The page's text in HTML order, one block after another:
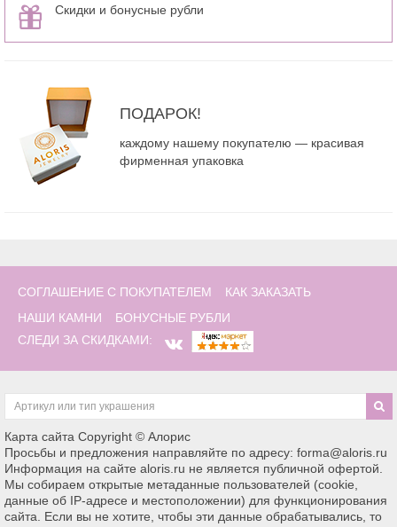
Скидки и бонусные рубли
ПОДАРОК!
каждому нашему покупателю — красивая
фирменная упаковка
СОГЛАШЕНИЕ С ПОКУПАТЕЛЕМ
КАК ЗАКАЗАТЬ
НАШИ КАМНИ
БОНУСНЫЕ РУБЛИ
СЛЕДИ ЗА СКИДКАМИ:
Карта сайта Copyright © Алорис
Просьбы и предложения направляйте по адресу: forma@aloris.ru
Информация на сайте aloris.ru не является публичной офертой.
Мы собираем открытые метаданные пользователей (cookie,
данные об IP-адресе и местоположении) для функционирования
сайта. Если вы не хотите, чтобы эти данные обрабатывались, то